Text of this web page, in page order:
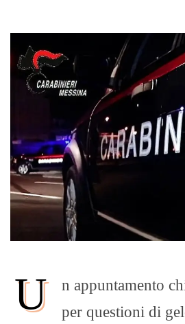
U
n appuntamento
per questioni di